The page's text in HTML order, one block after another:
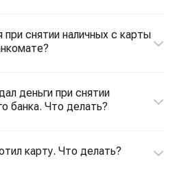
снятии наличных с карты
деньги при снятии
банка. Что делать?
карту. Что делать?